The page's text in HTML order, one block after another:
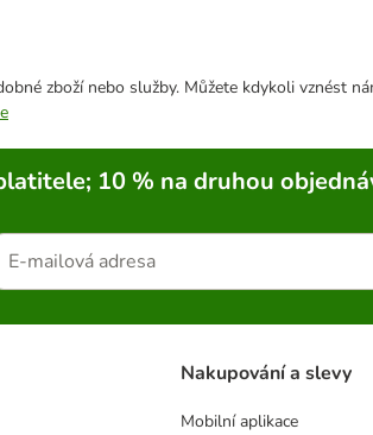
zboží nebo služby. Můžete kdykoli vznést
10 % na druhou
Nakupování a slevy
Mobilní aplikace